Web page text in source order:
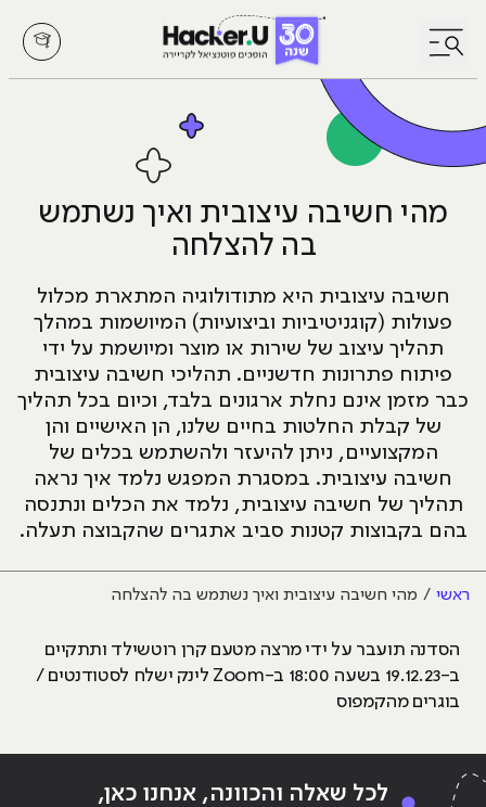
לחץ לפתיחת/סגירת תפריט
מהי חשיבה עיצובית ואיך נשתמש
בה להצלחה
חשיבה עיצובית היא מתודולוגיה המתארת מכלול
פעולות (קוגניטיביות וביצועיות) המיושמות במהלך
תהליך עיצוב של שירות או מוצר ומיושמת על ידי
פיתוח פתרונות חדשניים. תהליכי חשיבה עיצובית
כבר מזמן אינם נחלת ארגונים בלבד, וכיום בכל תהליך
של קבלת החלטות בחיים שלנו, הן האישיים והן
המקצועיים, ניתן להיעזר ולהשתמש בכלים של
חשיבה עיצובית. במסגרת המפגש נלמד איך נראה
תהליך של חשיבה עיצובית, נלמד את הכלים ונתנסה
בהם בקבוצות קטנות סביב אתגרים שהקבוצה תעלה.
ראשי מהי חשיבה עיצובית ואיך נשתמש בה להצלחה
הסדנה תועבר על ידי מרצה מטעם קרן רוטשילד ותתקיים
ב-19.12.23 בשעה 18:00 ב-Zoom לינק ישלח לסטודנטים /
בוגרים מהקמפוס
לכל שאלה והכוונה, אנחנו כאן,